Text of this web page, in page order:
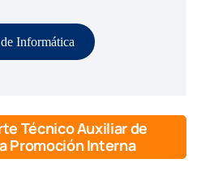
Informática
Técnico Auxiliar de
Promoción Interna